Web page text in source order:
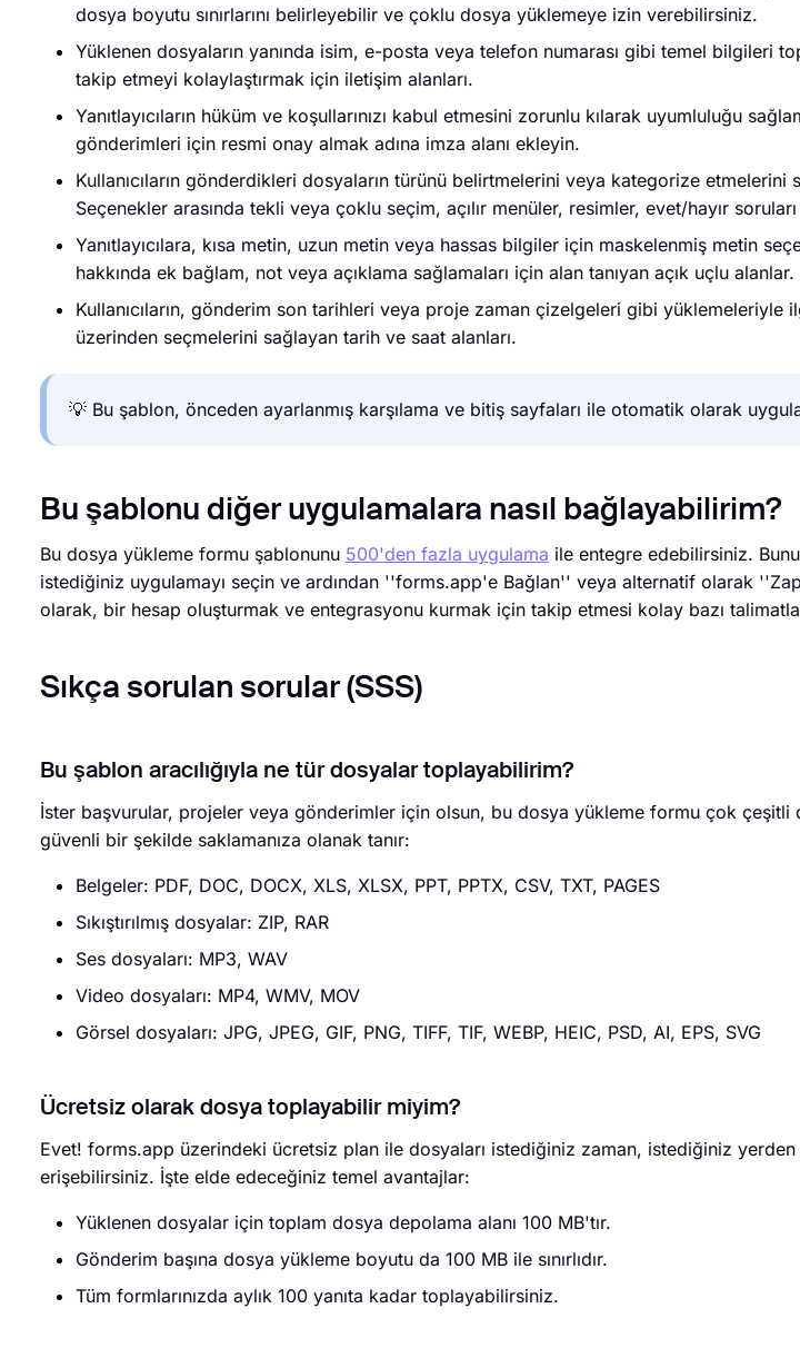
dosya boyutu sınırlarını belirleyebilir ve çoklu dosya yüklemeye izin verebilirsiniz.
Yüklenen dosyaların yanında isim, e-posta veya telefon numarası gibi temel bilgileri
takip etmeyi kolaylaştırmak için iletişim alanları.
Yanıtlayıcıların hüküm ve koşullarınızı kabul etmesini zorunlu kılarak uyumluluğu
gönderimleri için resmi onay almak adına imza alanı ekleyin.
Kullanıcıların gönderdikleri dosyaların türünü belirtmelerini veya kategorize
Seçenekler arasında tekli veya çoklu seçim, açılır menüler, resimler, evet/hayır
Yanıtlayıcılara, kısa metin, uzun metin veya hassas bilgiler için maskelenmiş metin
hakkında ek bağlam, not veya açıklama sağlamaları için alan tanıyan açık uçlu alanlar.
Kullanıcıların, gönderim son tarihleri veya proje zaman çizelgeleri gibi
üzerinden seçmelerini sağlayan tarih ve saat alanları.
💡 Bu şablon, önceden ayarlanmış karşılama ve bitiş sayfaları ile otomatik olarak
Bu şablonu diğer uygulamalara nasıl bağlayabilirim?
Bu dosya yükleme formu şablonunu 500'den fazla uygulama ile entegre edebilirsiniz.
istediğiniz uygulamayı seçin ve ardından ''forms.app'e Bağlan'' veya alternatif olarak
olarak, bir hesap oluşturmak ve entegrasyonu kurmak için takip etmesi kolay bazı
Sıkça sorulan sorular (SSS)
Bu şablon aracılığıyla ne tür dosyalar toplayabilirim?
İster başvurular, projeler veya gönderimler için olsun, bu dosya yükleme formu çok çeşitli
güvenli bir şekilde saklamanıza olanak tanır:
Belgeler: PDF, DOC, DOCX, XLS, XLSX, PPT, PPTX, CSV, TXT, PAGES
Sıkıştırılmış dosyalar: ZIP, RAR
Ses dosyaları: MP3, WAV
Video dosyaları: MP4, WMV, MOV
Görsel dosyaları: JPG, JPEG, GIF, PNG, TIFF, TIF, WEBP, HEIC, PSD, AI, EPS, SVG
Ücretsiz olarak dosya toplayabilir miyim?
Evet! forms.app üzerindeki ücretsiz plan ile dosyaları istediğiniz zaman, istediğiniz
erişebilirsiniz. İşte elde edeceğiniz temel avantajlar:
Yüklenen dosyalar için toplam dosya depolama alanı 100 MB'tır.
Gönderim başına dosya yükleme boyutu da 100 MB ile sınırlıdır.
Tüm formlarınızda aylık 100 yanıta kadar toplayabilirsiniz.